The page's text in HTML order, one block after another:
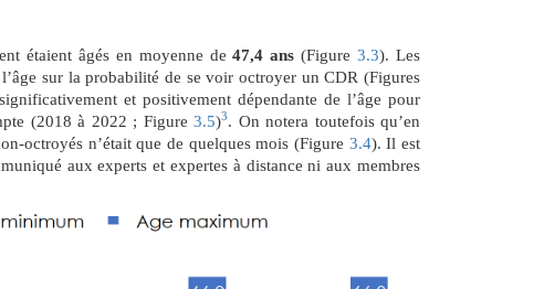
étaient âgés en moyenne de47,4 ans (Figure3.3). Les
sur la probabilité de se voir octroyer un CDR (Figures
et positivement dépendante de l’âge pour
(2018 à 2022 ; Figure 3.5)3. On notera toutefois qu’en
octroyés n’était que de quelques mois (Figure 3.4). Il est
aux experts et expertes à distance ni aux membres